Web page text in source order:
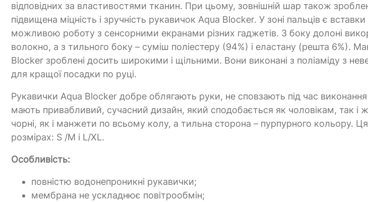
відповідних за властивостями тканин. При цьому, зовнішній шар також
підвищена міцність і зручність рукавичок Aqua Blocker. У зоні пальців є
можливою роботу з сенсорними екранами різних гаджетів. З боку долоні
волокно, а з тильного боку – суміш поліестеру (94%) і еластану (решта 6%).
Blocker зроблені досить широкими і щільними. Вони виконані з поліаміду з
для кращої посадки по руці.
Рукавички Aqua Blocker добре облягають руки, не сповзають під час
мають привабливий, сучасний дизайн, який сподобається як чоловікам, так і
чорні, як і манжети по всьому колу, а тильна сторона – пурпурного кольору.
розмірах: S /M і L/XL.
Особливість:
повністю водонепроникні рукавички;
мембрана не ускладнює повітрообмін;